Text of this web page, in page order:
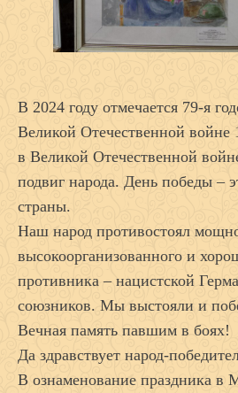
В 2024 году отмечается 79-я
Великой Отечественной войне
в Великой Отечественной
подвиг народа. День победы –
страны.
Наш народ противостоял
высокоорганизованного и
противника – нацистской
союзников. Мы выстояли и
Вечная память павшим в боях!
Да здравствует народ-
В ознаменование праздника в